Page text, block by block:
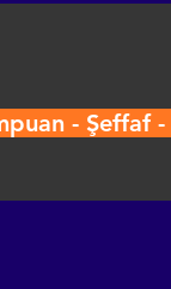
- Şeffaf